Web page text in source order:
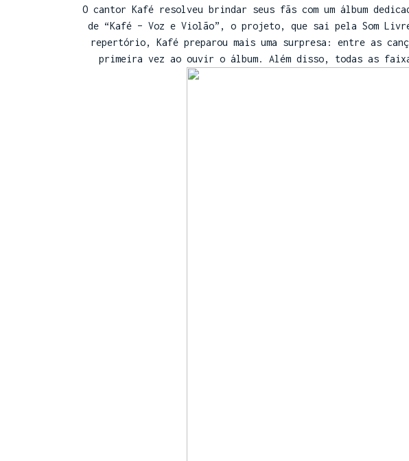
O cantor Kafé resolveu brindar seus fãs com um álbum
de “Kafé – Voz e Violão”, o projeto, que sai pela Som
repertório, Kafé preparou mais uma surpresa: entre as
primeira vez ao ouvir o álbum. Além disso, todas as